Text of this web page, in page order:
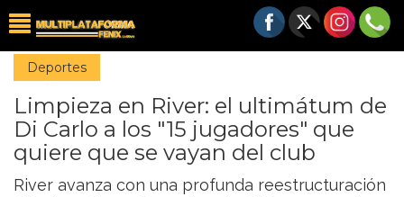
Deportes
Limpieza en River: el ultimátum de
Di Carlo a los "15 jugadores" que
quiere que se vayan del club
River avanza con una profunda reestructuración